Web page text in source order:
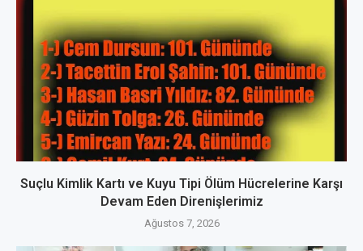
Suçlu Kimlik Kartı ve Kuyu Tipi Ölüm Hücrelerine Karşı
Devam Eden Direnişlerimiz
Ağustos 7, 2026